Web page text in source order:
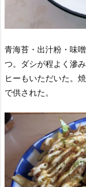
青海苔・出汁粉・味
つ。ダシが程よく滲
ヒーもいただいた。
で供された。